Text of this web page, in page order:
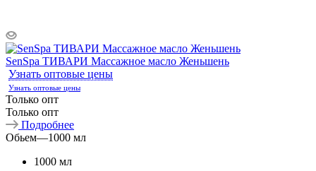
SenSpa ТИВАРИ Массажное масло Женьшень
Узнать оптовые цены
Узнать оптовые цены
Только опт
Только опт
Подробнее
Обьем—1000 мл
1000 мл